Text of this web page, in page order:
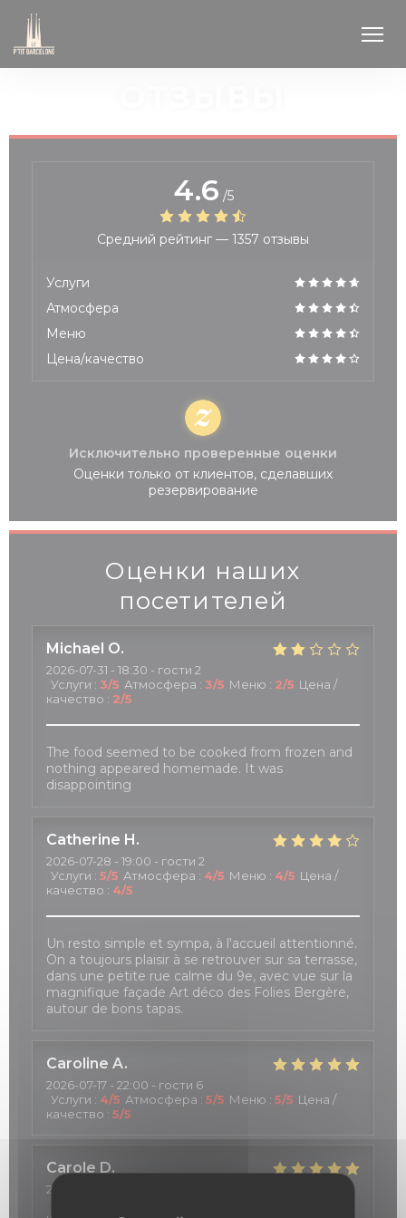
Оценки наших
посетителей
Michael O
2026-07-31 - 18:30 - гости 2
Услуги : 3/5 Атмосфера : 3/5 Меню : 2/5 Цена /
качество : 2/5
The food seemed to be cooked from frozen and
nothing appeared homemade. It was
disappointing
Catherine H
2026-07-28 - 19:00 - гости 2
Услуги : 5/5 Атмосфера : 4/5 Меню : 4/5 Цена /
качество : 4/5
Un resto simple et sympa, à l'accueil attentionné.
On a toujours plaisir à se retrouver sur sa terrasse,
dans une petite rue calme du 9e, avec vue sur la
magnifique façade Art déco des Folies Bergère,
autour de bons tapas.
Caroline A
2026-07-17 - 22:00 - гости 6
Услуги : 4/5 Атмосфера : 5/5 Меню : 5/5 Цена /
качество : 5/5
Carole D
2026-07-18
4.6 /5
Средний рейтинг — 1357 отзывы
Услуги
Атмосфера
Меню
Цена/качество
Исключительно проверенные оценки
Оценки только от клиентов, сделавших
резервирование